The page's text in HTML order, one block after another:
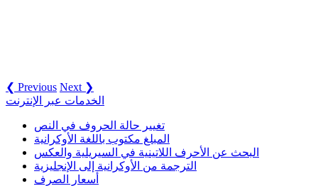
❮ Previous Next ❯
الخدمات عبر الإنترنت
تغيير حالة الحروف في النص
المبلغ مكتوب باللغة الأوكرانية
البحث عن الأحرف اللاتينية في السيريلية والعكس
الترجمة من الأوكرانية إلى الإنجليزية
أسعار الصرف